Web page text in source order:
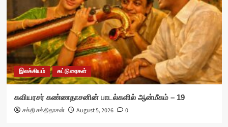
இலக்கியம் கட்டுரைகள்
கவியரசர் கண்ணதாசனின் பாடல்களில் ஆன்மீகம் – 19
சக்தி சக்திதாசன்
August 5, 2026 0